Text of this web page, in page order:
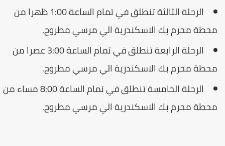
الرحلة الثالثة تنطلق في تمام الساعة 1:00 ظهرا من
محرم بك الاسكندرية الي مرسي مطروح.
الرحلة الرابعة تنطلق في تمام الساعة 3:00 عصرا من
محرم بك الاسكندرية الي مرسي مطروح.
الرحلة الخامسة تنطلق في تمام الساعة 8:00 مساء من
محرم بك الاسكندرية الي مرسي مطروح.